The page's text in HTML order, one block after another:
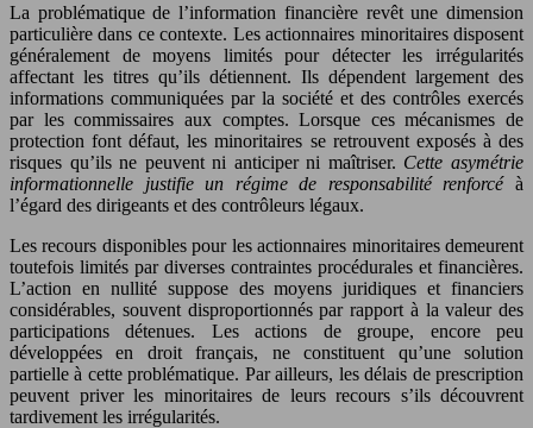
La problématique de l’information financière revêt une dimension
particulière dans ce contexte. Les actionnaires minoritaires disposent
généralement de moyens limités pour détecter les irrégularités
affectant les titres qu’ils détiennent. Ils dépendent largement des
informations communiquées par la société et des contrôles exercés
par les commissaires aux comptes. Lorsque ces mécanismes de
protection font défaut, les minoritaires se retrouvent exposés à des
risques qu’ils ne peuvent ni anticiper ni maîtriser. Cette asymétrie
informationnelle justifie un régime de responsabilité renforcé à
l’égard des dirigeants et des contrôleurs légaux.
Les recours disponibles pour les actionnaires minoritaires demeurent
toutefois limités par diverses contraintes procédurales et financières.
L’action en nullité suppose des moyens juridiques et financiers
considérables, souvent disproportionnés par rapport à la valeur des
participations détenues. Les actions de groupe, encore peu
développées en droit français, ne constituent qu’une solution
partielle à cette problématique. Par ailleurs, les délais de prescription
peuvent priver les minoritaires de leurs recours s’ils découvrent
tardivement les irrégularités.